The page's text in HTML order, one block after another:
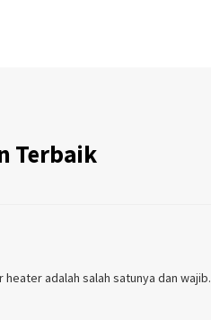
Terbaik
adalah salah satunya dan wajib.